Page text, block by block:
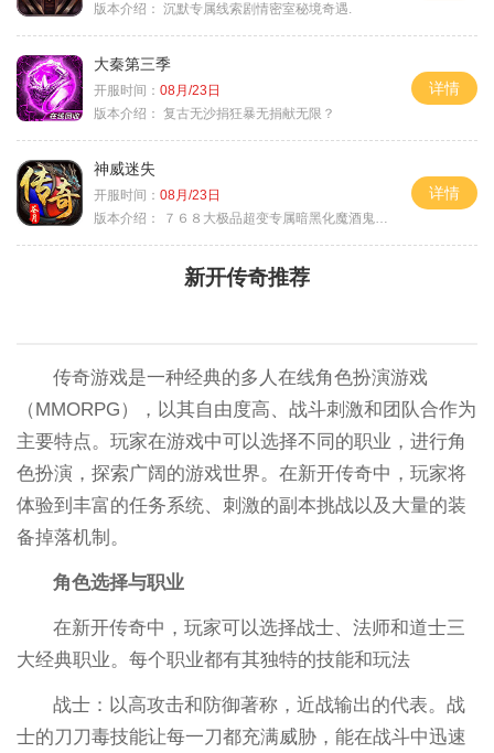
版本介绍： 沉默专属线索剧情密室秘境奇遇.
大秦第三季
开服时间： 08月/23日
版本介绍： 复古无沙捐狂暴无捐献无限？
详情
神威迷失
开服时间： 08月/23日
版本介绍：
７６８大极品超变专属暗黑化魔酒鬼微变合击火
详情
新开传奇推荐
传奇游戏是一种经典的多人在线角色扮演游戏
（MMORPG），以其自由度高、战斗刺激和团队合作为
主要特点。玩家在游戏中可以选择不同的职业，进行角
色扮演，探索广阔的游戏世界。在新开传奇中，玩家将
体验到丰富的任务系统、刺激的副本挑战以及大量的装
备掉落机制。
角色选择与职业
在新开传奇中，玩家可以选择战士、法师和道士三
大经典职业。每个职业都有其独特的技能和玩法
战士：以高攻击和防御著称，近战输出的代表。战
士的刀刀毒技能让每一刀都充满威胁，能在战斗中迅速